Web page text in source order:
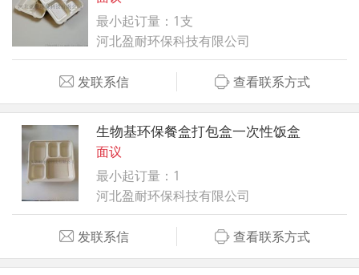
最小起订量：1支
河北盈耐环保科技有限公司
发联系信 查看联系方式
生物基环保餐盒打包盒一次性饭盒
面议
最小起订量：1
河北盈耐环保科技有限公司
发联系信 查看联系方式